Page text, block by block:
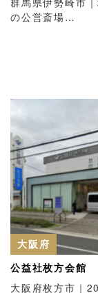
の公営斎場…
大阪府
公益社枚方会館
大阪府枚方市｜